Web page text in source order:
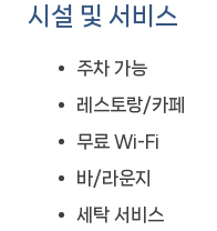
시설 및 서비스
주차 가능
레스토랑/카페
무료 Wi-Fi
바/라운지
세탁 서비스